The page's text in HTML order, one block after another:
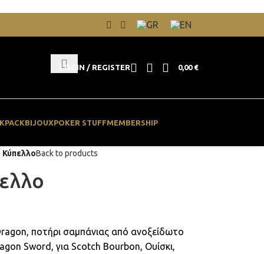
LOGIN / REGISTER 0,00 €
BIJOUXPOKER STUFFMEMBERSHIP
Back to products
ποτήρι σαμπάνιας από ανοξείδωτο
Sword, για Scotch Bourbon, Ουίσκι,